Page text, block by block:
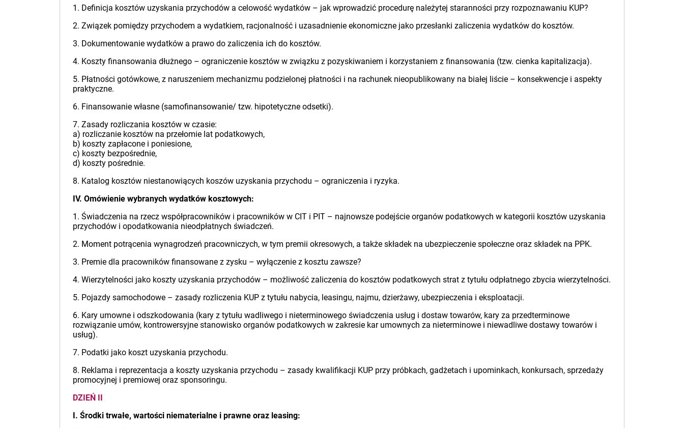
1. Definicja kosztów uzyskania przychodów a celowość wydatków – jak wprowadzić procedurę należytej staranności przy rozpoznawaniu KUP?
2. Związek pomiędzy przychodem a wydatkiem, racjonalność i uzasadnienie ekonomiczne jako przesłanki zaliczenia wydatków do kosztów.
3. Dokumentowanie wydatków a prawo do zaliczenia ich do kosztów.
4. Koszty finansowania dłużnego – ograniczenie kosztów w związku z pozyskiwaniem i korzystaniem z finansowania (tzw. cienka kapitalizacja).
5. Płatności gotówkowe, z naruszeniem mechanizmu podzielonej płatności i na rachunek nieopublikowany na białej liście – konsekwencje i aspekty
praktyczne.
6. Finansowanie własne (samofinansowanie/ tzw. hipotetyczne odsetki).
7. Zasady rozliczania kosztów w czasie:
a) rozliczanie kosztów na przełomie lat podatkowych,
b) koszty zapłacone i poniesione,
c) koszty bezpośrednie,
d) koszty pośrednie.
8. Katalog kosztów niestanowiących koszów uzyskania przychodu – ograniczenia i ryzyka.
IV. Omówienie wybranych wydatków kosztowych:
1. Świadczenia na rzecz współpracowników i pracowników w CIT i PIT – najnowsze podejście organów podatkowych w kategorii kosztów uzyskania
przychodów i opodatkowania nieodpłatnych świadczeń.
2. Moment potrącenia wynagrodzeń pracowniczych, w tym premii okresowych, a także składek na ubezpieczenie społeczne oraz składek na PPK.
3. Premie dla pracowników finansowane z zysku – wyłączenie z kosztu zawsze?
4. Wierzytelności jako koszty uzyskania przychodów – możliwość zaliczenia do kosztów podatkowych strat z tytułu odpłatnego zbycia wierzytelności.
5. Pojazdy samochodowe – zasady rozliczenia KUP z tytułu nabycia, leasingu, najmu, dzierżawy, ubezpieczenia i eksploatacji.
6. Kary umowne i odszkodowania (kary z tytułu wadliwego i nieterminowego świadczenia usług i dostaw towarów, kary za przedterminowe
rozwiązanie umów, kontrowersyjne stanowisko organów podatkowych w zakresie kar umownych za nieterminowe i niewadliwe dostawy towarów i
usług).
7. Podatki jako koszt uzyskania przychodu.
8. Reklama i reprezentacja a koszty uzyskania przychodu – zasady kwalifikacji KUP przy próbkach, gadżetach i upominkach, konkursach, sprzedaży
promocyjnej i premiowej oraz sponsoringu.
DZIEŃ II
I. Środki trwałe, wartości niematerialne i prawne oraz leasing: